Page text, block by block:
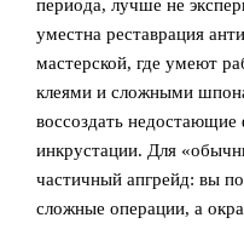
периода, лучше не
уместна реставрация
мастерской, где умеют
клеями и сложными
воссоздать
инкрустации. Для
частичный апгрейд: вы
сложные операции, а